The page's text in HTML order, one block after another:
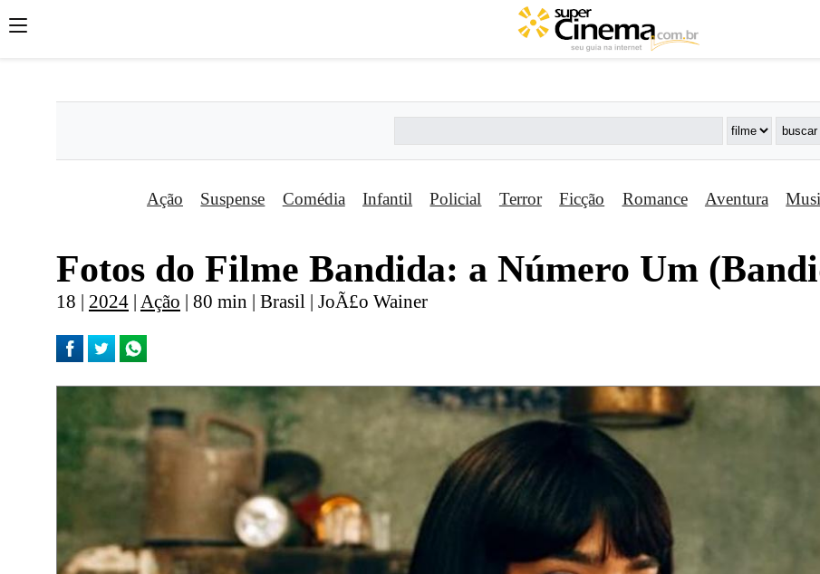
';';
Ação Suspense Comédia Infantil Policial Terror Ficção Romance Aventura
Fotos do Filme Bandida: a Número Um
18 | 2024 | Ação | 80 min | Brasil | JoÃ£o Wainer